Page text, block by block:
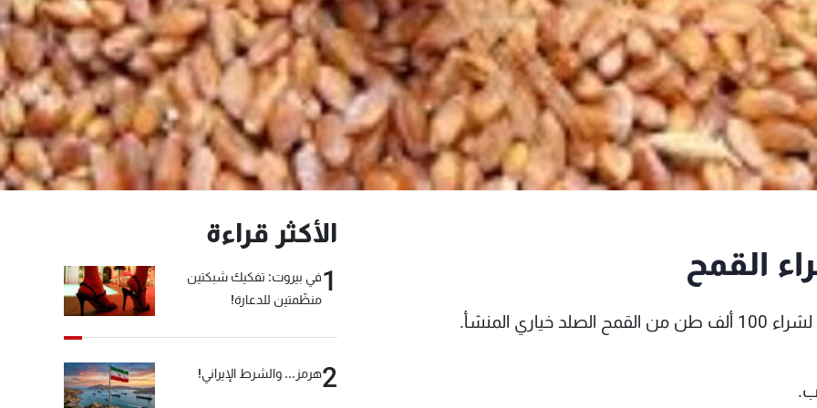
القمح
المنشأ.
الأكثر قراءة
1في بيروت: تفكيك شبكتين
منظّمتين للدعارة!
2هرمز... والشرط الإيراني!